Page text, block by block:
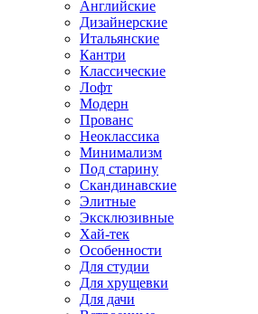
Английские
Дизайнерские
Итальянские
Кантри
Классические
Лофт
Модерн
Прованс
Неоклассика
Минимализм
Под старину
Скандинавские
Элитные
Эксклюзивные
Хай-тек
Особенности
Для студии
Для хрущевки
Для дачи